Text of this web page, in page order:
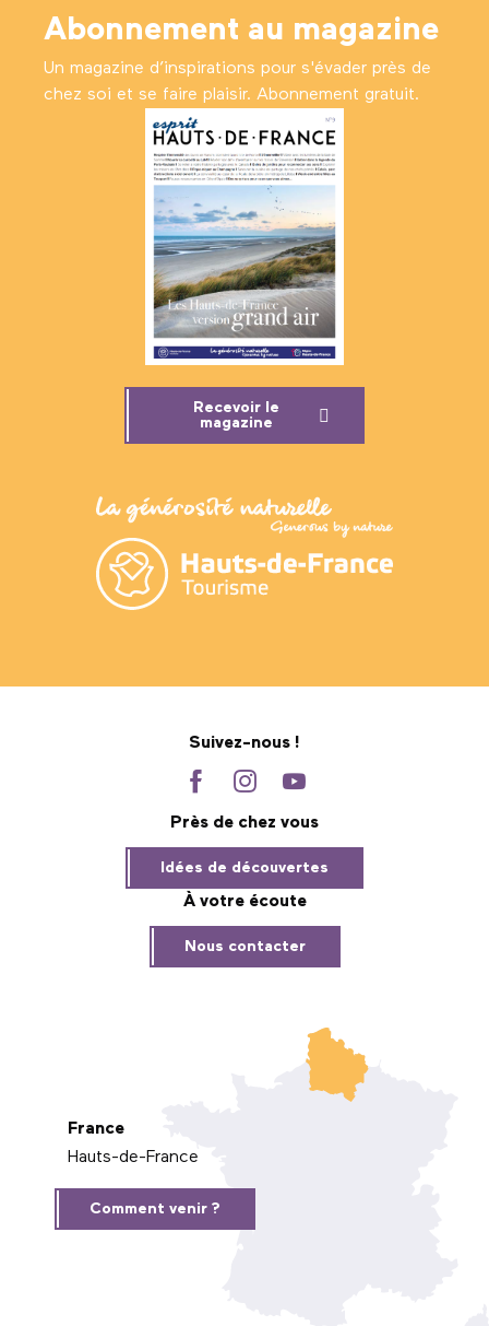
Abonnement au magazine
Un magazine d’inspirations pour s'évader près de
chez soi et se faire plaisir. Abonnement gratuit.
Recevoir le
magazine
Suivez-nous !
Près de chez vous
Idées de découvertes
À votre écoute
Nous contacter
France
Hauts-de-France
Comment venir ?